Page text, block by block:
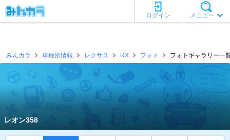
メニュー
ログイン
みんカラ 車種別情報 レクサス RX フォト フォトギャラリー一
レオン358